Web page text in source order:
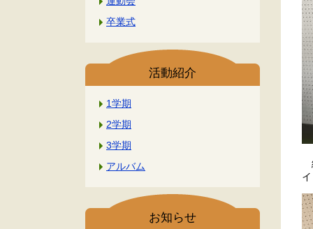
卒業式
活動紹介
1学期
2学期
3学期
アルバム
お知らせ